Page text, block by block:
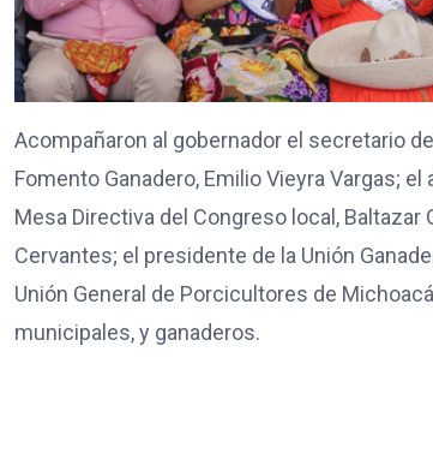
Acompañaron al gobernador el secretario
Fomento Ganadero, Emilio Vieyra Vargas;
Mesa Directiva del Congreso local, Baltazar
Cervantes; el presidente de la Unión
Unión General de Porcicultores de
municipales, y ganaderos.